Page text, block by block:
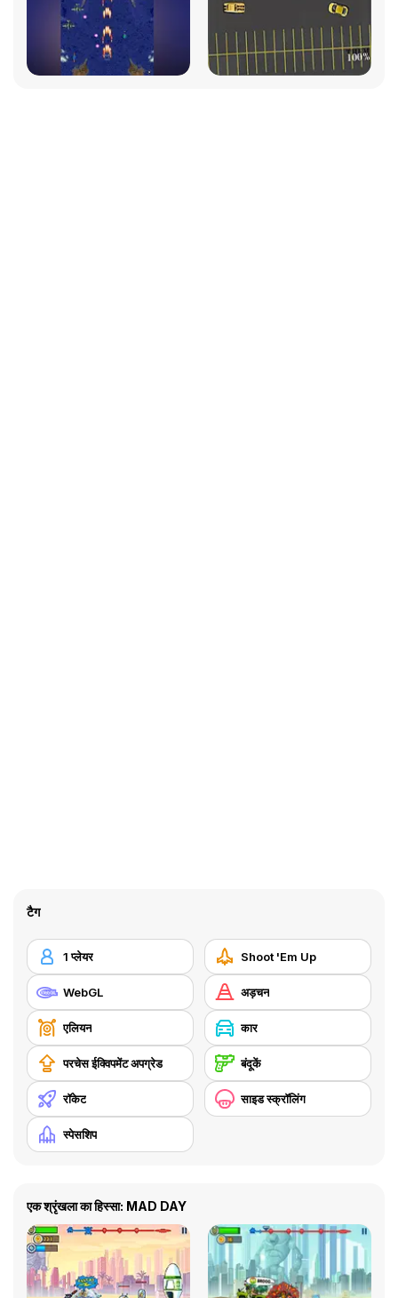
टैग
1 प्लेयर Shoot 'Em Up
WebGL अड़चन
एलियन कार
परचेस ईक्विपमेंट अपग्रेड बंदूकें
रॉकेट साइड स्क्रॉलिंग
स्पेसशिप
एक श्रृंखला का हिस्सा: MAD DAY